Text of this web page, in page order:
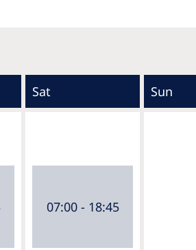
Sat Sun
07:00 - 18:45